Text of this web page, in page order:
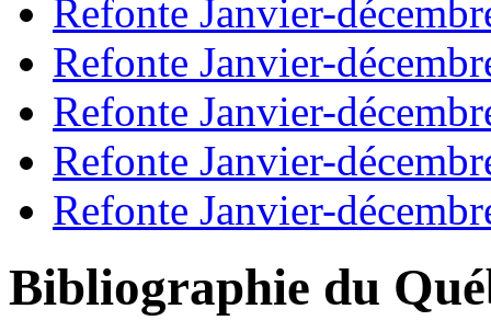
Refonte Janvier-
Refonte Janvier-
Refonte Janvier-
Refonte Janvier-
Refonte Janvier-
Bibliographie du